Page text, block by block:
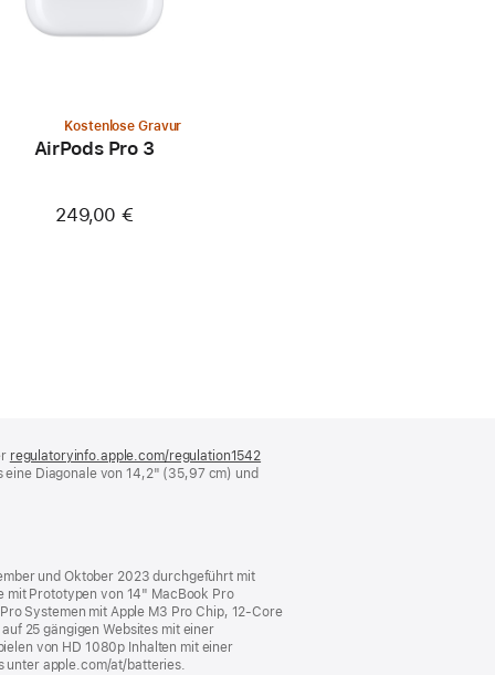
Kostenlose Gravur
AirPods Pro 3
249,00 €
regulatoryinfo.apple.com/regulation1542
eine Diagonale von 14,2" (35,97 cm) und
und Oktober 2023 durchgeführt mit
mit Prototypen von 14" MacBook Pro
Systemen mit Apple M3 Pro Chip, 12‑Core
25 gängigen Websites mit einer
von HD 1080p Inhalten mit einer
unter apple.com/at/batteries.